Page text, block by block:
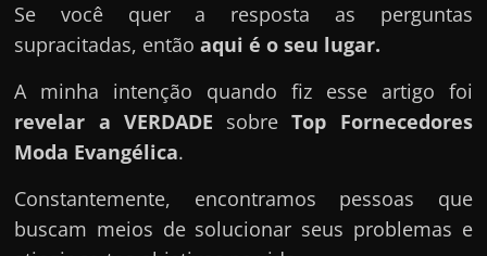
c
h
e
e
h
a
Se você quer a resposta as perguntas
supracitadas, então aqui é o seu lugar.
A minha intenção quando fiz esse artigo foi
revelar a VERDADE sobreTop Fornecedores
Moda Evangélica.
Constantemente, encontramos pessoas que
buscam meios de solucionar seus problemas e